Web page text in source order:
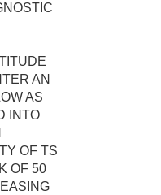
AN
AS
INTO
OF TS
OF 50